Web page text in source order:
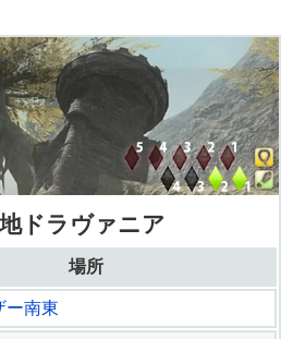
ドラヴァニア
場所
ー南東